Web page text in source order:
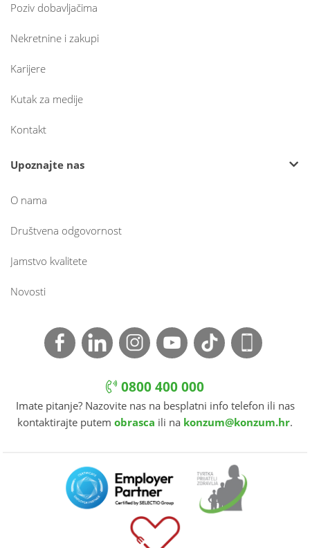
Poziv dobavljačima
Nekretnine i zakupi
Karijere
Kutak za medije
Kontakt
Upoznajte nas
O nama
Društvena odgovornost
Jamstvo kvalitete
Novosti
0800 400 000
Imate pitanje? Nazovite nas na besplatni info telefon ili nas
kontaktirajte putem obrasca ili na konzum@konzum.hr.